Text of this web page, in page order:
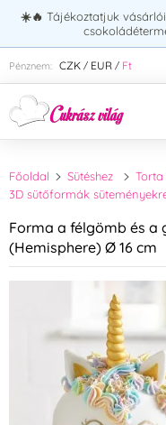
☀️🔥 Tájékoztatjuk
Pénznem: CZK / EUR / Ft
Adja meg a
Főoldal Sütéshez
3D sütőformák
Forma a félgömb és a
(Hemisphere) Ø 16 cm